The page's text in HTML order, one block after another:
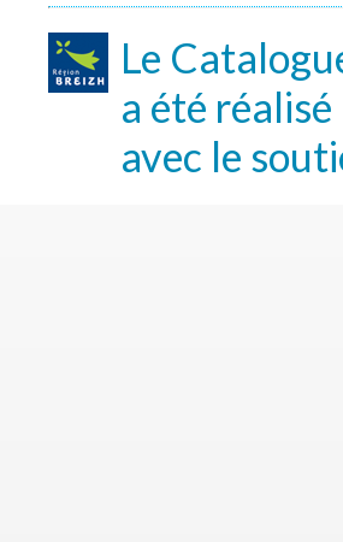
Le
a été réalisé
avec le